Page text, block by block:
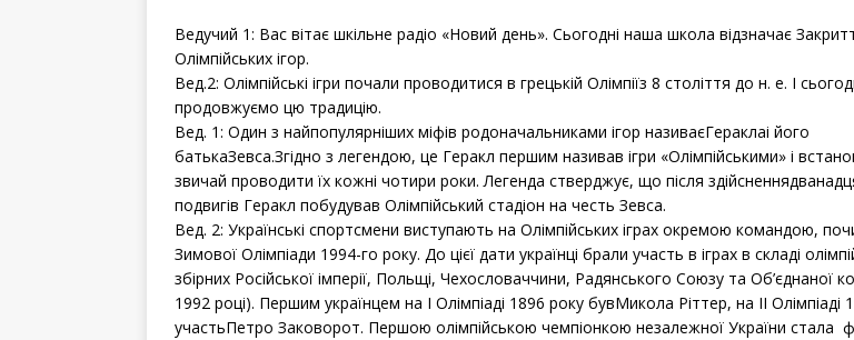
Ведучий 1: Вас вітає шкільне радіо «Новий день». Сьогодні наша школа відзначає
Олімпійських ігор.
Вед.2: Олімпійські ігри почали проводитися в грецькій Олімпіїз 8 століття до н. е. І
продовжуємо цю традицію.
Вед. 1: Один з найпопулярніших міфів родоначальниками ігор називаєГераклаі його
батькаЗевса.Згідно з легендою, це Геракл першим називав ігри «Олімпійськими» і
звичай проводити їх кожні чотири роки. Легенда стверджує, що після
подвигів Геракл побудував Олімпійський стадіон на честь Зевса.
Вед. 2: Українські спортсмени виступають на Олімпійських іграх окремою командою,
Зимової Олімпіади 1994-го року. До цієї дати українці брали участь в іграх в складі
збірних Російської імперії, Польщі, Чехословаччини, Радянського Союзу та Об’єднаної
1992 році). Першим українцем на І Олімпіаді 1896 року бувМикола Ріттер, на ІІ Олімпіаді
участьПетро Заковорот. Першою олімпійською чемпіонкою незалежної України стала